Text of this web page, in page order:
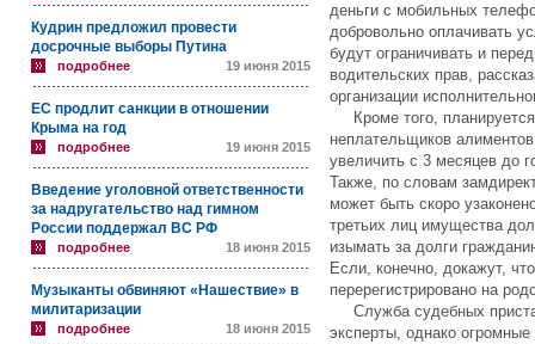
Кудрин предложил провести
досрочные выборы Путина
подробнее 19 июня 2015
ЕС продлит санкции в отношении
Крыма на год
подробнее 19 июня 2015
Введение уголовной ответственности
за надругательство над гимном
России поддержал ВС РФ
подробнее 18 июня 2015
Музыканты обвиняют «Нашествие» в
милитаризации
подробнее 18 июня 2015
деньги с мобильных
добровольно оплачивать
будут ограничивать и
водительских прав,
организации
Кроме того, планируется
неплательщиков
увеличить с 3 месяцев до
Также, по словам
может быть скоро
третьих лиц имущества
изымать за долги
Если, конечно, докажут,
перерегистрировано на
Служба судебных
эксперты, однако